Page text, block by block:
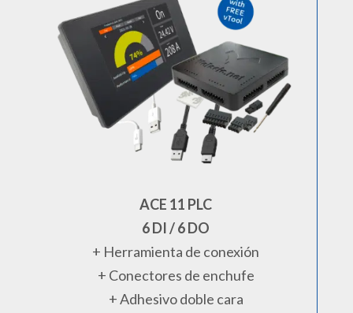
ACE 11 PLC
6 DI / 6 DO
+ Herramienta de conexión
+ Conectores de enchufe
+ Adhesivo doble cara